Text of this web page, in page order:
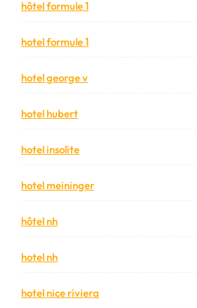
hôtel formule 1
hotel formule 1
hotel george v
hotel hubert
hotel insolite
hotel meininger
hôtel nh
hotel nh
hotel nice riviera